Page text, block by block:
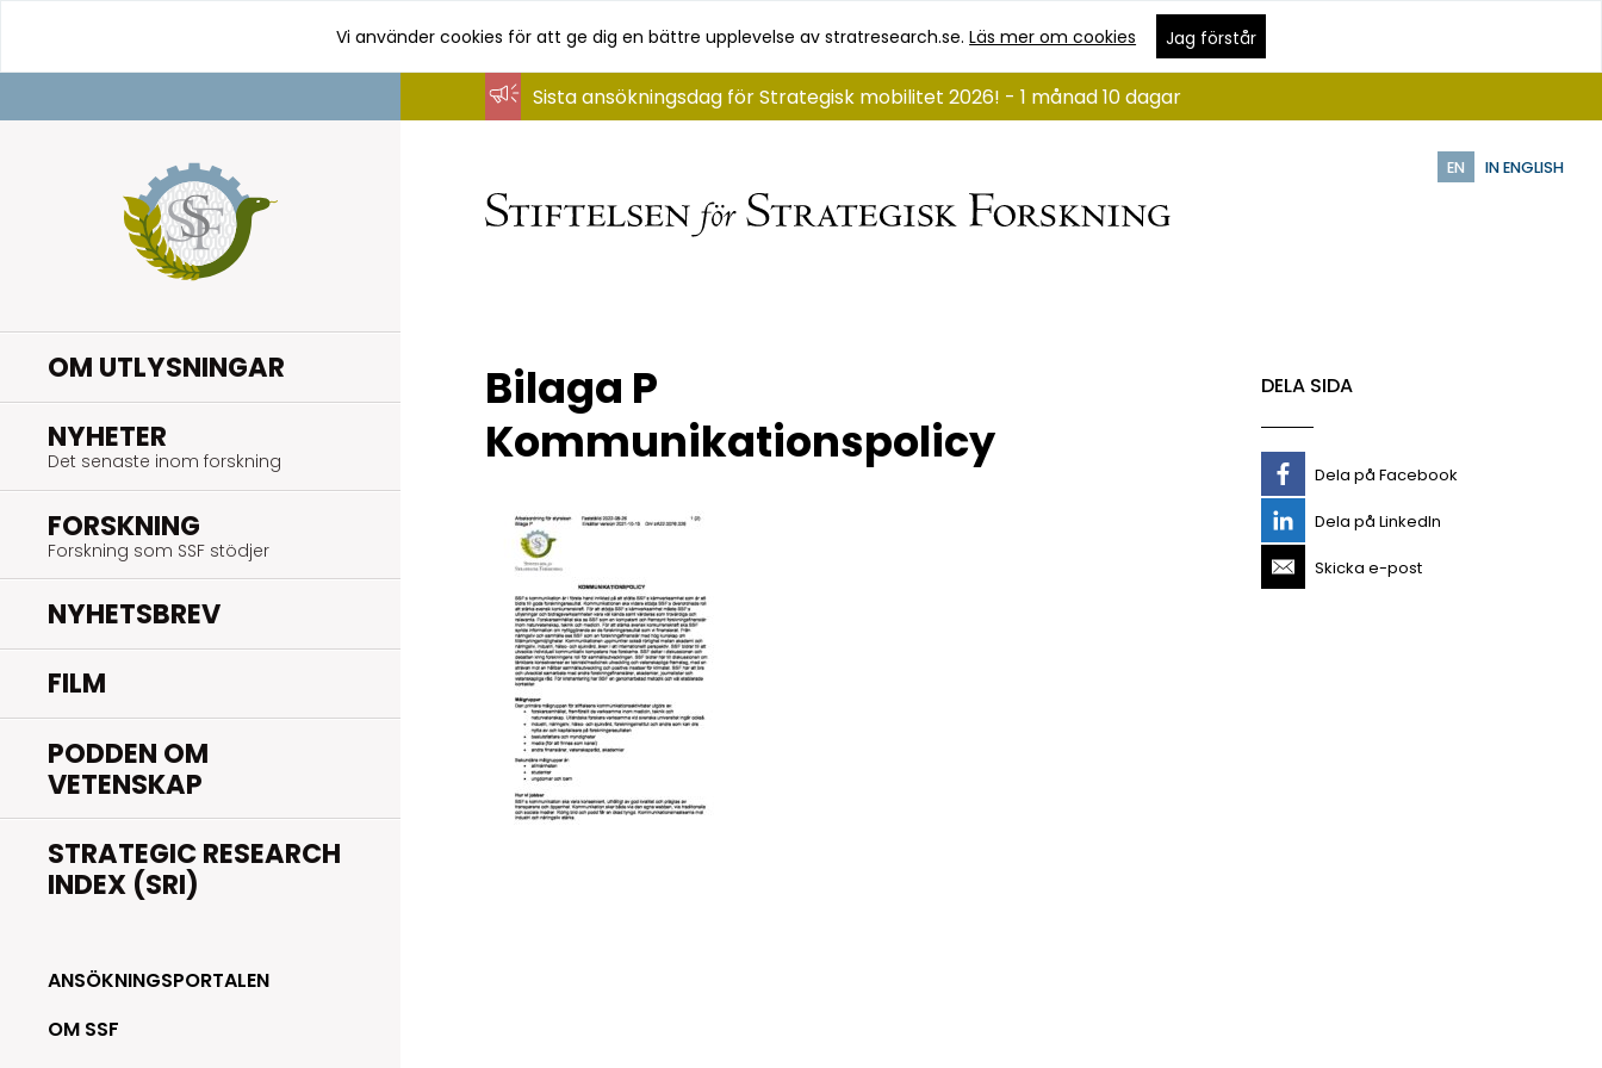
innehåll
Vi använder cookies för att ge dig en bättre upplevelse av stratresearch.se.Läs mer om cookies Jag förstår
EN IN ENGLISH
OM UTLYSNINGAR
NYHETER
Det senaste inom forskning
FORSKNING
Forskning som SSF stödjer
NYHETSBREV
FILM
PODDEN OM
VETENSKAP
STRATEGIC RESEARCH
INDEX (SRI)
ANSÖKNINGSPORTALEN
OM SSF
Sista ansökningsdag för Strategisk mobilitet 2026! - 1 månad 10 dagar
Bilaga P
Kommunikationspolicy
DELA SIDA
Dela på Facebook
Dela på LinkedIn
Skicka e-post